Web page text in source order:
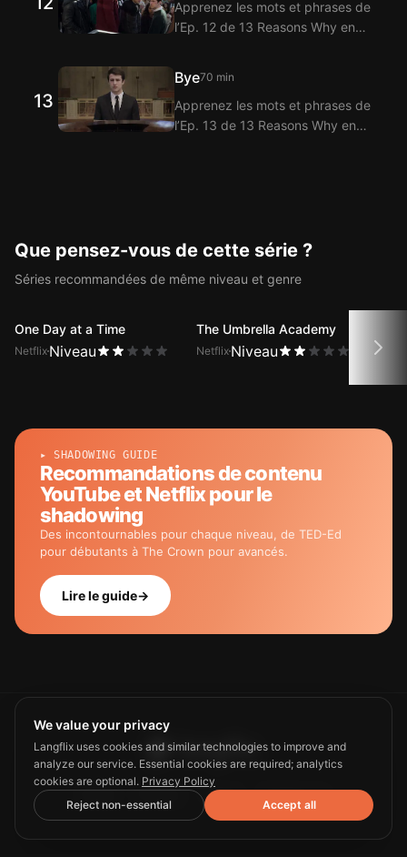
des dialogues de l’Ep. 11 de 13
Reasons Why grâce à la fonction
Apprenez les mots et phrases de
l’Ep. 12 de 13 Reasons Why en
! Langflix propose la traduction
des dialogues de l’Ep. 12 de 13
Reasons Why grâce à la fonction
13
Bye70 min
Apprenez les mots et phrases de
l’Ep. 13 de 13 Reasons Why en
de sous-titres bilingues.
Que pensez-vous de cette série ?
Séries recommandées de même niveau et genre
One Day at a Time
Netflix Niveau
The Umbrella Academy
Netflix Niveau
▸ SHADOWING GUIDE
Recommandations de contenu
YouTube et Netflix pour le
shadowing
Des incontournables pour chaque niveau, de TED-Ed
pour débutants à The Crown pour avancés.
Lire le guide→
Guide Privacy Terms Contact us
We value your privacy
Langflix uses cookies and similar technologies to improve and
analyze our service. Essential cookies are required; analytics
cookies are optional. Privacy Policy
Reject non-essential
Accept all